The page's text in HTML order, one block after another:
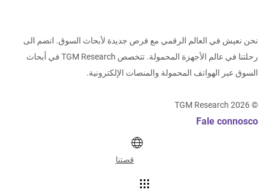
نحن نعيش في العالم الرقمي مع فرص جديدة لأبحاث السوق. انضم الى
رحلتنا في عالم الأجهزة المحمولة. تتخصص TGM Research في أبحاث
السوق عبر الهواتف المحمولة والمنصات الإلكترونية.
©
2026
Fale connosco
قصتنا